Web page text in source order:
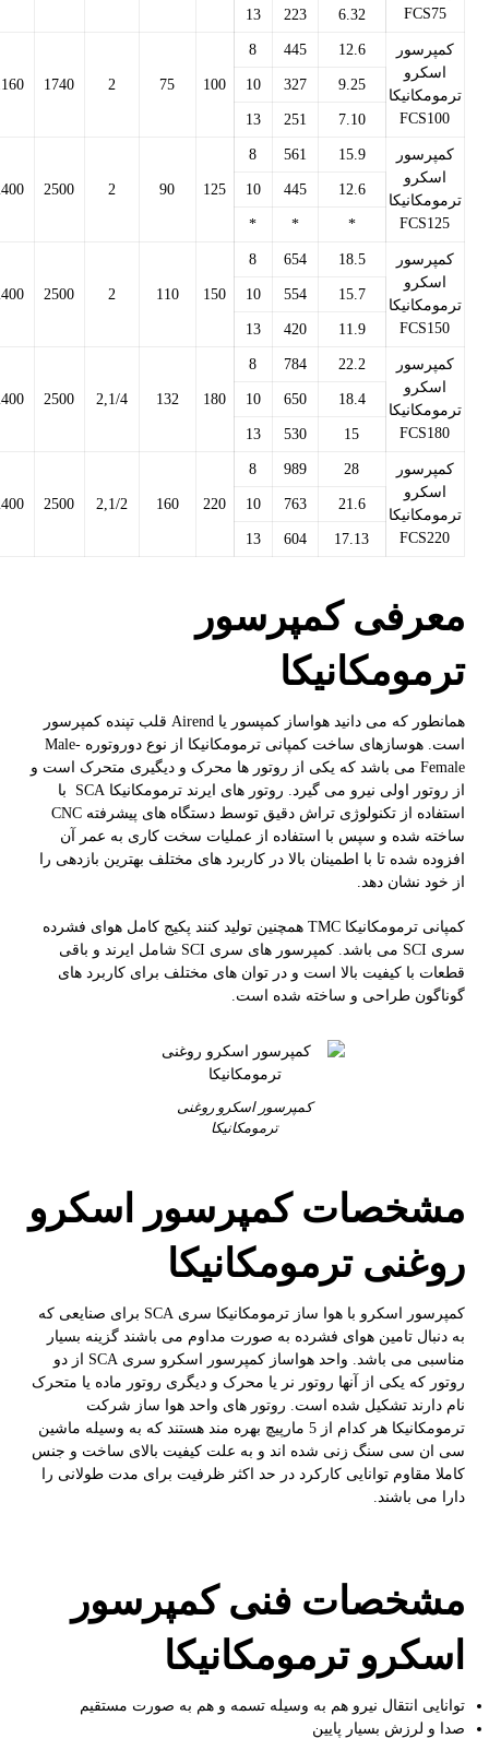
FCS75
6.32
223
13
کمپرسور
اسکرو
ترمومکانیکا
FCS100
12.6
445
8
100
75
2
1740 9.25
327
10
7.10
251
13
کمپرسور
اسکرو
ترمومکانیکا
FCS125
15.9
561
8
125
90
2
2500 12.6
445
10
*
*
*
کمپرسور
اسکرو
ترمومکانیکا
FCS150
18.5
654
8
150
110
2
2500 15.7
554
10
11.9
420
13
کمپرسور
اسکرو
ترمومکانیکا
FCS180
22.2
784
8
180
132
2,1/4
2500 18.4
650
10
15
530
13
کمپرسور
اسکرو
ترمومکانیکا
FCS220
28
989
8
220
160
2,1/2
2500 21.6
763
10
17.13
604
13
معرفیکمپرسور
ترمومکانیکا
همانطور که می دانید هواساز کمپسور یا Airend قلب تپنده کمپرسور
است. هوسازهای ساخت کمپانی ترمومکانیکا از نوع دوروتوره Male-
Female می باشد که یکی از روتور ها محرک و دیگیری متحرک است و
از روتور اولی نیرو می گیرد. روتور های ایرند ترمومکانیکا SCA با
استفاده از تکنولوژی تراش دقیق توسط دستگاه های پیشرفته CNC
ساخته شده و سپس با استفاده از عملیات سخت کاری به عمر آن
افزوده شده تا با اطمینان بالا در کاربرد های مختلف بهترین بازدهی را
از خود نشان دهد.
کمپانی ترمومکانیکا TMC همچنین تولید کنند پکیج کامل هوای فشرده
سری SCI می باشد. کمپرسور های سری SCI شامل ایرند و باقی
قطعات با کیفیت بالا است و در توان های مختلف برای کاربرد های
گوناگون طراحی و ساخته شده است.
کمپرسور اسکرو روغنی
ترمومکانیکا
مشخصات کمپرسور اسکرو
روغنی ترمومکانیکا
کمپرسور اسکرو با هوا ساز ترمومکانیکا سری SCA برای صنایعی که
به دنبال تامین هوای فشرده به صورت مداوم می باشند گزینه بسیار
مناسبی می باشد. واحد هواساز کمپرسور اسکرو سری SCA از دو
روتور که یکی از آنها روتور نر یا محرک و دیگری روتور ماده یا متحرک
نام دارند تشکیل شده است. روتور های واحد هوا ساز شرکت
ترمومکانیکا هر کدام از 5 مارپیچ بهره مند هستند که به وسیله ماشین
سی ان سی سنگ زنی شده اند و به علت کیفیت بالای ساخت و جنس
کاملا مقاوم توانایی کارکرد در حد اکثر ظرفیت برای مدت طولانی را
دارا می باشند.
مشخصات فنی کمپرسور
اسکرو ترمومکانیکا
توانایی انتقال نیرو هم به وسیله تسمه و هم به صورت مستقیم
صدا و لرزش بسیار پایین